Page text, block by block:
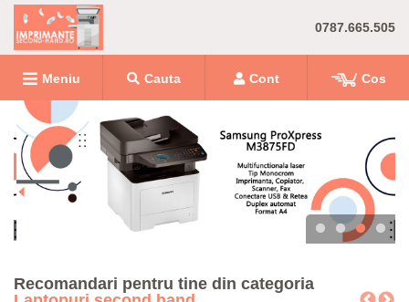
0787.665.505
Meniu Cauta Cont Cos
Recomandari pentru tine din categoria